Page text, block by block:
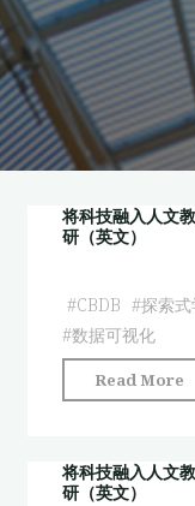
将科技融入人文
研（英文）
#CBDB #探索式
#数据可视化
Read More
将科技融入人文
研（英文）